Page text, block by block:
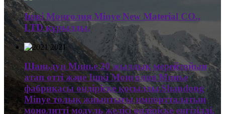
Ішкі Моңғолия Minye New Material CO.,
LTD құрылды.
2021
Шаньдун Минье 20 жылдық мерейтойын
атап өтті және Ішкі Моңғолия Минье
фабрикасы өндіріске қосылды.Shandong
Minye толық жиынтығы импортталатын
монолитті модуль желісі өндіріске енгізілді.